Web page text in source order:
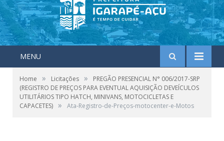
MENU
Home » Licitações »
PREGÃO PRESENCIAL N° 006/2017-SRP
(REGISTRO DE PREÇOS PARA EVENTUAL AQUISIÇÃO DEVEÍCULOS
UTILITÁRIOS TIPO HATCH, MINIVANS, MOTOCICLETAS E
CAPACETES) » Ata-Registro-de-Preços-motocenter-e-Motos